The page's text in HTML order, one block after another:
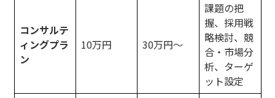
コンサルテ
ィングプラ
ン
10万円 30万円～
課題の把
握、採用戦
略検討、競
合・市場分
析、ターゲ
ット設定